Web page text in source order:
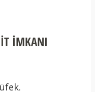
İMKANI